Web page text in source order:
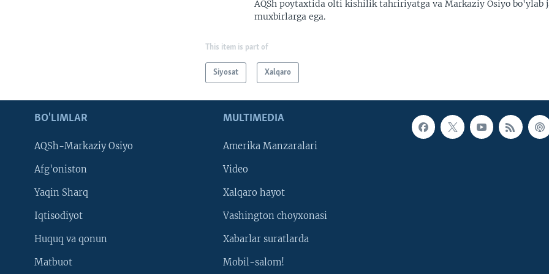
AQSh poytaxtida olti kishilik tahririyatga va Markaziy Osiyo bo'ylab
muxbirlarga ega.
This item is part of
Siyosat Xalqaro
BO'LIMLAR
AQSh-Markaziy Osiyo
Afg'oniston
Yaqin Sharq
Iqtisodiyot
Huquq va qonun
Matbuot
MULTIMEDIA
Amerika Manzaralari
Video
Xalqaro hayot
Vashington choyxonasi
Xabarlar suratlarda
Mobil-salom!